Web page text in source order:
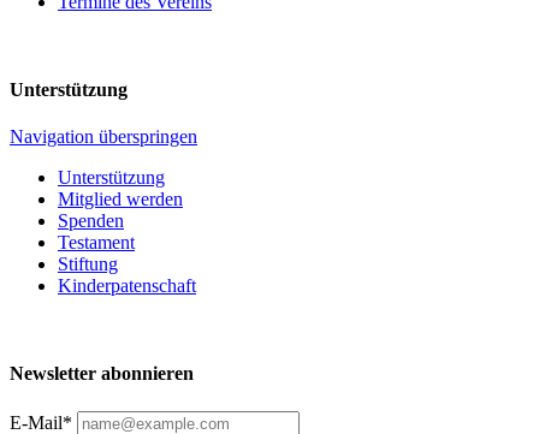
Unterstützung
Navigation überspringen
Unterstützung
Mitglied werden
Spenden
Testament
Stiftung
Kinderpatenschaft
Newsletter abonnieren
E-Mail*